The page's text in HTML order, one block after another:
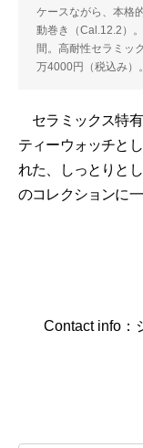
ケースながら、本格
動巻き（Cal.12.2）
間。高耐性セラミッ
万4000円（税込み）。
セラミックス特
ティーウォッチと
れた、しっとりと
のコレクションに
Contact info：